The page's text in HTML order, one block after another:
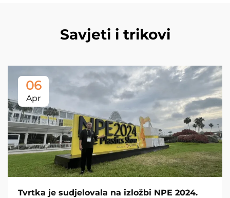
Savjeti i trikovi
06
Apr
Tvrtka je sudjelovala na izložbi NPE 2024.